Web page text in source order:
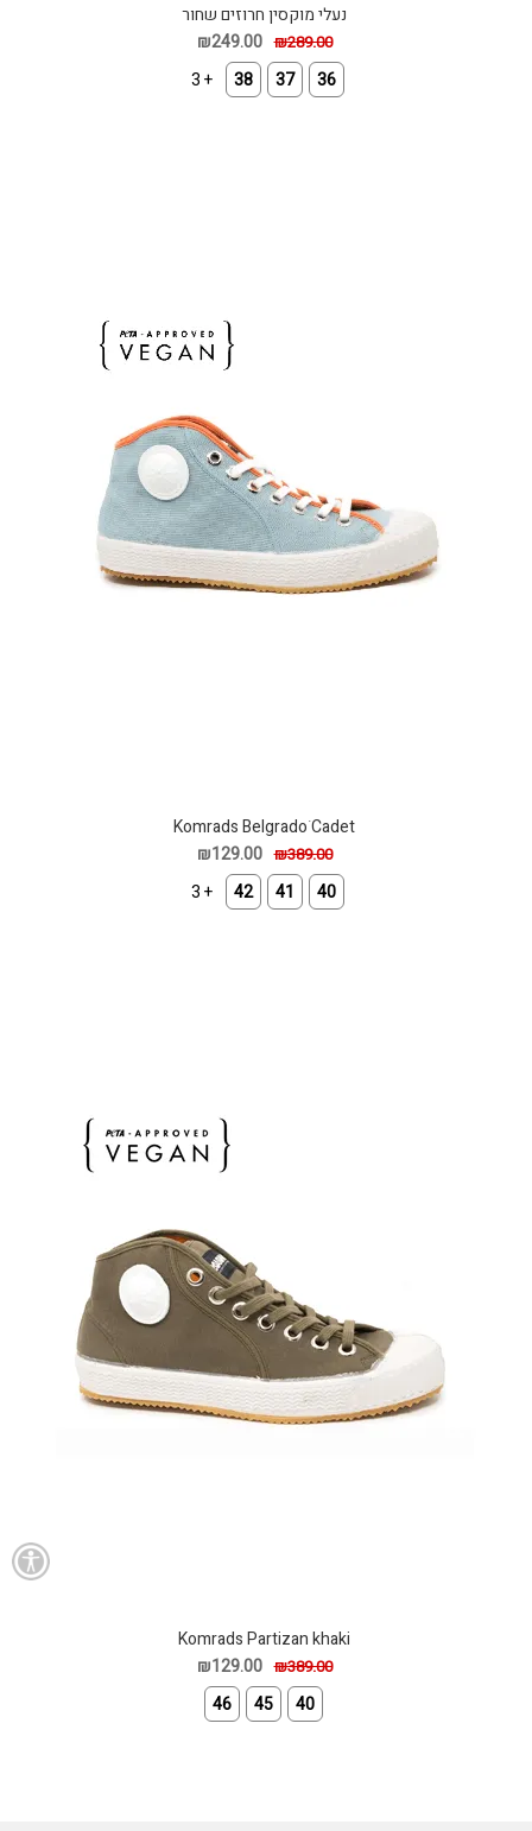
נעלי מוקסין חרוזים שחור
₪289.00
₪249.00
36
37
38
+ 3
Komrads Belgradoֹ Cadet
₪389.00
₪129.00
40
41
42
+ 3
Komrads Partizan khaki
₪389.00
₪129.00
40
45
46